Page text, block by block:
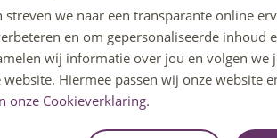
we naar een transparante online
en om gepersonaliseerde inhoud
wij informatie over jou en volgen we
Hiermee passen wij onze website
onze Cookieverklaring.